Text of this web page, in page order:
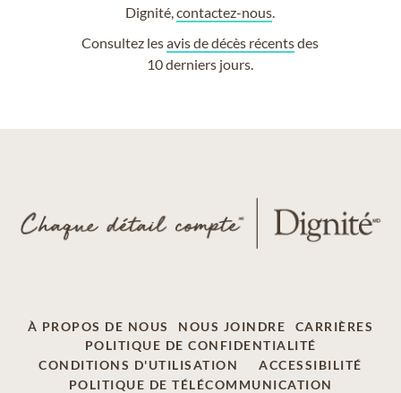
Dignité,contactez-nous
Consultez lesavis de décès récentsdes
10 derniers jours.
À PROPOS DE NOUS NOUS JOINDRE
CARRIÈRES
POLITIQUE DE CONFIDENTIALITÉ
CONDITIONS D'UTILISATION
ACCESSIBILITÉ
POLITIQUE DE TÉLÉCOMMUNICATION